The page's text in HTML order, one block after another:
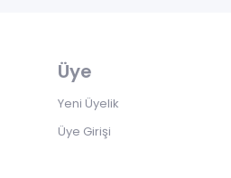
Üye
Yeni Üyelik
Üye Girişi